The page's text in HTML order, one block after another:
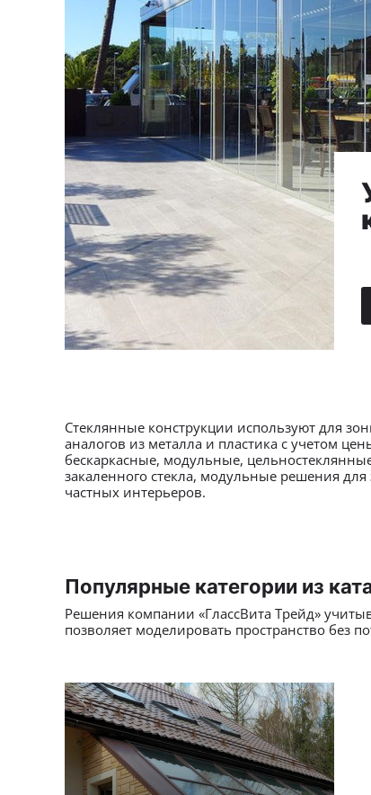
Стеклянные конструкции используют для
аналогов из металла и пластика с учетом
бескаркасные, модульные,
закаленного стекла, модульные решения
частных интерьеров.
Популярные категории из
Решения компании «ГлассВита Трейд»
позволяет моделировать пространство без